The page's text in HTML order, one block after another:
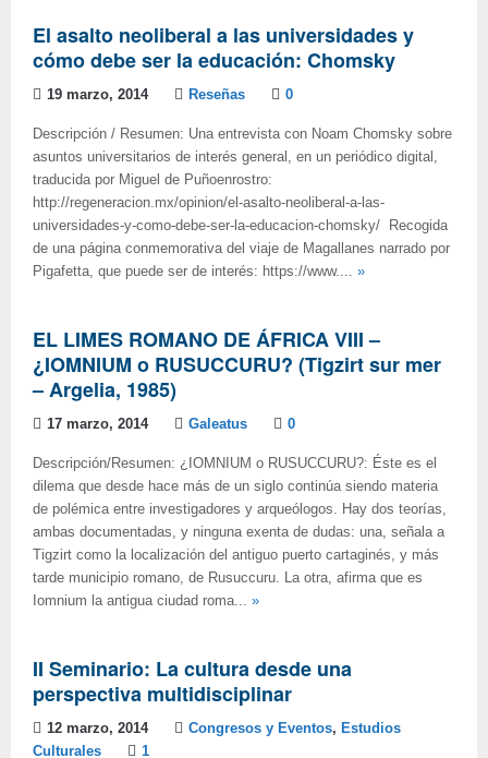
El asalto neoliberal a las universidades y
cómo debe ser la educación: Chomsky
19 marzo, 2014 Reseñas 0
Descripción / Resumen: Una entrevista con Noam Chomsky sobre
asuntos universitarios de interés general, en un periódico digital,
traducida por Miguel de Puñoenrostro:
http://regeneracion.mx/opinion/el-asalto-neoliberal-a-las-
universidades-y-como-debe-ser-la-educacion-chomsky/ Recogida
de una página conmemorativa del viaje de Magallanes narrado por
Pigafetta, que puede ser de interés: https://www.... »
EL LIMES ROMANO DE ÁFRICA VIII –
¿IOMNIUM o RUSUCCURU? (Tigzirt sur mer
– Argelia, 1985)
17 marzo, 2014 Galeatus 0
Descripción/Resumen: ¿IOMNIUM o RUSUCCURU?: Éste es el
dilema que desde hace más de un siglo continúa siendo materia
de polémica entre investigadores y arqueólogos. Hay dos teorías,
ambas documentadas, y ninguna exenta de dudas: una, señala a
Tigzirt como la localización del antiguo puerto cartaginés, y más
tarde municipio romano, de Rusuccuru. La otra, afirma que es
Iomnium la antigua ciudad roma... »
II Seminario: La cultura desde una
perspectiva multidisciplinar
12 marzo, 2014 Congresos y Eventos, Estudios
Culturales
1